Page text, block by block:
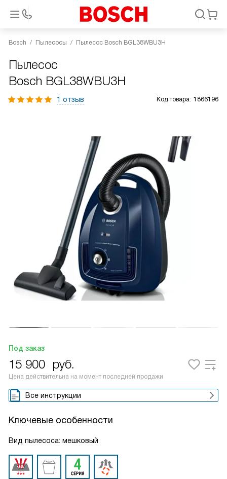
Bosch Пылесосы Пылесос Bosch BGL38WBU3H
Пылесос
Bosch BGL38WBU3H
1 отзыв Код товара: 1866196
Под заказ
15 900 руб.
Цена действительна на момент последней продажи
Все инструкции
Ключевые особенности
Вид пылесоса: мешковый